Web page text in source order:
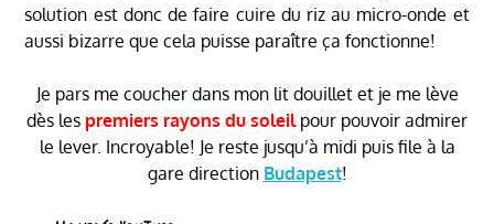
solution est donc de faire cuire du riz au micro-onde et
aussi bizarre que cela puisse paraître ça fonctionne!
Je pars me coucher dans mon lit douillet et je me lève
dès les premiers rayons du soleil pour pouvoir admirer
le lever. Incroyable! Je reste jusqu’à midi puis file à la
gare direction Budapest!